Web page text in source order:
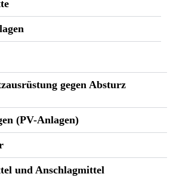
gegen Absturz
(PV-Anlagen)
und Anschlagmittel